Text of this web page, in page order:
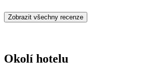
Zobrazit všechny recenze
Okolí hotelu